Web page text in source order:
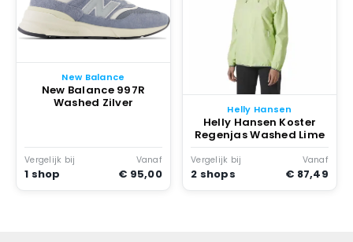
New Balance
New Balance 997R
Washed Zilver
Vergelijk bij
1 shop
Vanaf
€ 95,00
Helly Hansen
Helly Hansen Koster
Regenjas Washed Lime
Vergelijk bij
2 shops
Vanaf
€ 87,49